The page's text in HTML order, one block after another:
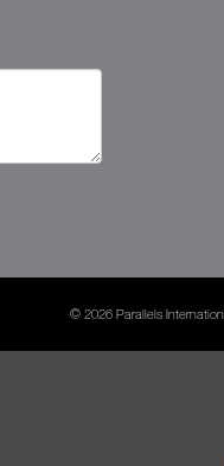
© 2026 Parallels